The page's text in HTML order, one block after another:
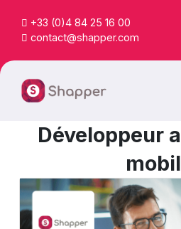
+33 (0)4 84 25 16 00
contact@shapper.com
Développeur